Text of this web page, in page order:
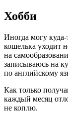
Хобби
Иногда могу куда-
кошелька уходит
на
записываюсь на
по английскому
Как только
каждый месяц
не коплю.